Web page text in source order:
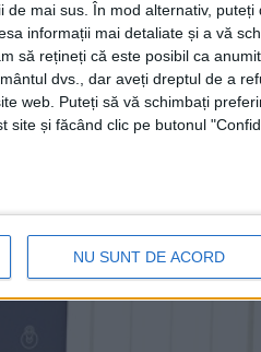
de mai sus. În mod alternativ,
informații mai detaliate și a vă
să rețineți că este posibil ca
dvs., dar aveți dreptul de a
web. Puteți să vă schimbați
site și făcând clic pe butonul
NU SUNT DE ACORD
ca utilajul greu să ajungă la